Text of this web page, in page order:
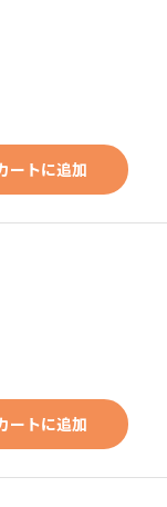
ートに追加
ートに追加